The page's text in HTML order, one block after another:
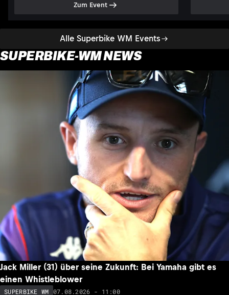
Alle Superbike WM Events
Zum Event
SUPERBIKE-WM NEWS
Jack Miller (31) über seine Zukunft: Bei Yamaha gibt es
einen Whistleblower
SUPERBIKE WM 07.08.2026 - 11:00